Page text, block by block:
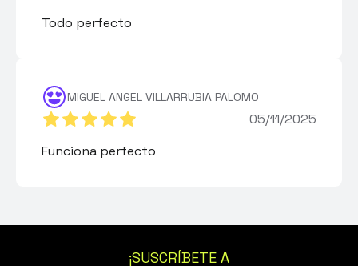
Todo perfecto
MIGUEL ANGEL VILLARRUBIA PALOMO
05/11/2025
Funciona perfecto
¡SUSCRÍBETE A